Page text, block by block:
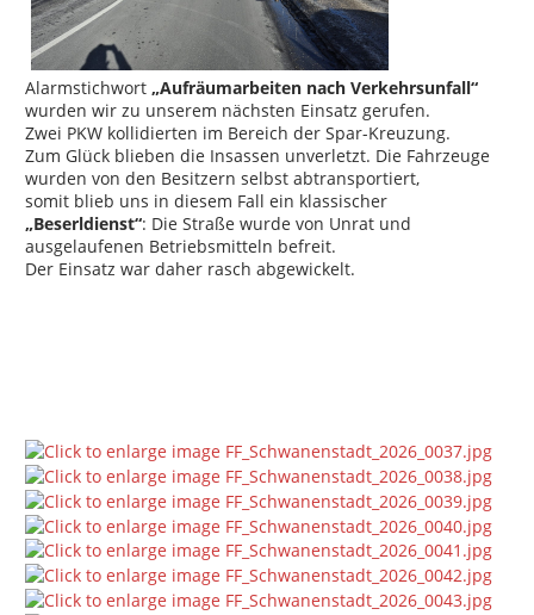
Alarmstichwort „Aufräumarbeiten nach Verkehrsunfall“
wurden wir zu unserem nächsten Einsatz gerufen.
Zwei PKW kollidierten im Bereich der Spar-Kreuzung.
Zum Glück blieben die Insassen unverletzt. Die Fahrzeuge
wurden von den Besitzern selbst abtransportiert,
somit blieb uns in diesem Fall ein klassischer
„Beserldienst“: Die Straße wurde von Unrat und
ausgelaufenen Betriebsmitteln befreit.
Der Einsatz war daher rasch abgewickelt.